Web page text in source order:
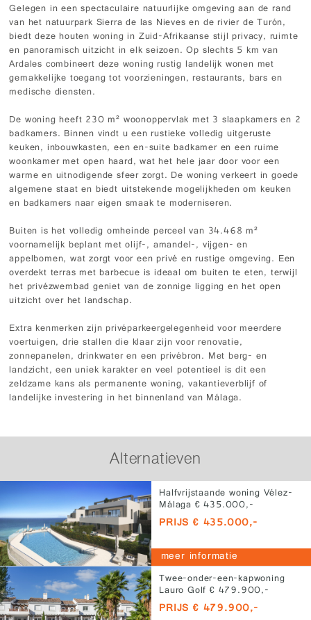
Gelegen in een spectaculaire natuurlijke omgeving aan de rand
van het natuurpark Sierra de las Nieves en de rivier de Turón,
biedt deze houten woning in Zuid-Afrikaanse stijl privacy, ruimte
en panoramisch uitzicht in elk seizoen. Op slechts 5 km van
Ardales combineert deze woning rustig landelijk wonen met
gemakkelijke toegang tot voorzieningen, restaurants, bars en
medische diensten.
De woning heeft 230 m² woonoppervlak met 3 slaapkamers en 2
badkamers. Binnen vindt u een rustieke volledig uitgeruste
keuken, inbouwkasten, een en-suite badkamer en een ruime
woonkamer met open haard, wat het hele jaar door voor een
warme en uitnodigende sfeer zorgt. De woning verkeert in goede
algemene staat en biedt uitstekende mogelijkheden om keuken
en badkamers naar eigen smaak te moderniseren.
Buiten is het volledig omheinde perceel van 34.468 m²
voornamelijk beplant met olijf-, amandel-, vijgen- en
appelbomen, wat zorgt voor een privé en rustige omgeving. Een
overdekt terras met barbecue is ideaal om buiten te eten, terwijl
het privézwembad geniet van de zonnige ligging en het open
uitzicht over het landschap.
Extra kenmerken zijn privéparkeergelegenheid voor meerdere
voertuigen, drie stallen die klaar zijn voor renovatie,
zonnepanelen, drinkwater en een privébron. Met berg- en
landzicht, een uniek karakter en veel potentieel is dit een
zeldzame kans als permanente woning, vakantieverblijf of
landelijke investering in het binnenland van Málaga.
Alternatieven
Halfvrijstaande woning Vélez-
Málaga € 435.000,-
PRIJS € 435.000,-
meer informatie
Twee-onder-een-kapwoning
Lauro Golf € 479.900,-
PRIJS € 479.900,-